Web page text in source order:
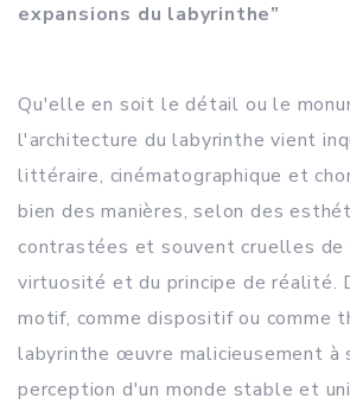
expansions du labyrinthe”
Qu'elle en soit le détail ou le
l'architecture du labyrinthe vient
littéraire, cinématographique et
bien des manières, selon des
contrastées et souvent cruelles
virtuosité et du principe de réalité.
motif, comme dispositif ou comme
labyrinthe œuvre malicieusement à
perception d'un monde stable et